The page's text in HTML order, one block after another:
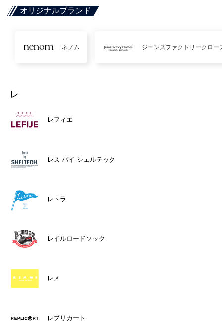
オリジナルブランド
ネノム ジーンズファクトリークロー
レ
レフィエ
レス バイ シェルテック
レトラ
レイルロードソック
レメ
レプリカート